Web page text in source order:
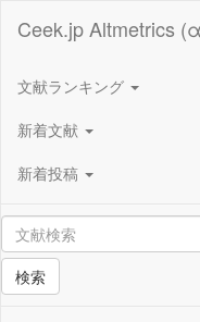
Ceek.jp Altmetrics
文献ランキング
新着文献
新着投稿
検索